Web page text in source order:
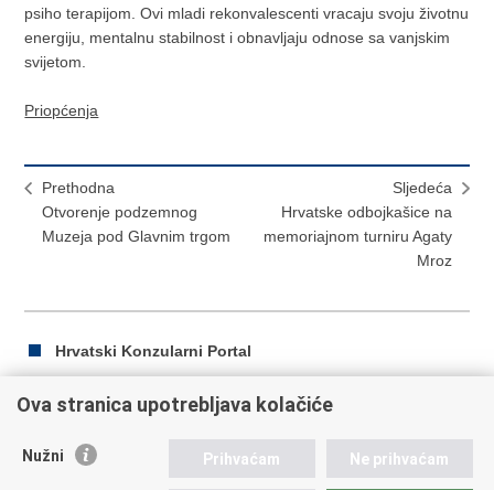
psiho terapijom. Ovi mladi rekonvalescenti vracaju svoju životnu
energiju, mentalnu stabilnost i obnavljaju odnose sa vanjskim
svijetom.
Priopćenja
Prethodna
Otvorenje podzemnog
Muzeja pod Glavnim trgom
Sljedeća
Hrvatske odbojkašice na
memoriajnom turniru Agaty
Mroz
Hrvatski Konzularni Portal
Ispiši
Podijeli
Ova stranica upotrebljava kolačiće
Nužni Prihvaćam Ne prihvaćam